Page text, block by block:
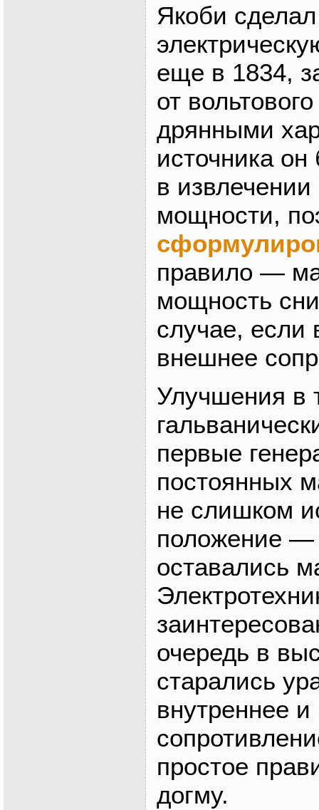
Якоби
еще в 1834,
от
дрянными
источника
в
мощности,
правило —
мощность
случае, если
внешнее
Улучшения в
первые
постоянных
не слишком
положение —
оставались
очередь в
старались
внутреннее
простое
догму.